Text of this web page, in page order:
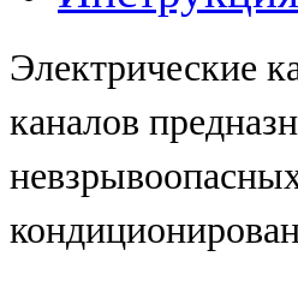
Электрические
каналов